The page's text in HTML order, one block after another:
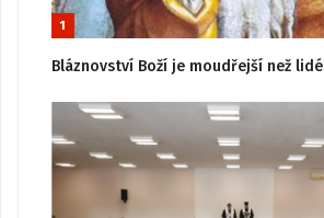
1
Bláznovství Boží je moudřejší než lidé